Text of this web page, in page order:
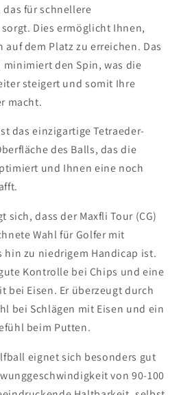
für schnellere
Dies ermöglicht Ihnen,
auf dem Platz zu erreichen. Das
den Spin, was die
steigert und somit Ihre
macht.
das einzigartige Tetraeder-
des Balls, das die
und Ihnen eine noch
sich, dass der Maxfli Tour (CG)
Wahl für Golfer mit
zu niedrigem Handicap ist.
Kontrolle bei Chips und eine
bei Eisen. Er überzeugt durch
bei Schlägen mit Eisen und ein
beim Putten.
eignet sich besonders gut
von 90-100